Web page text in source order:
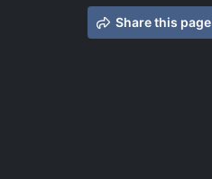
Share this page